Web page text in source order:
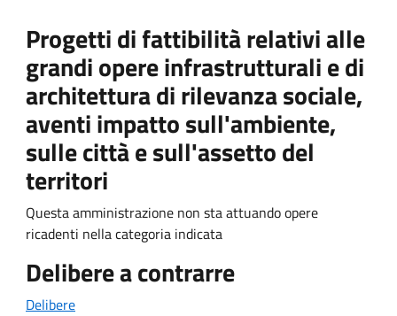
Progetti di fattibilità relativi alle
grandi opere infrastrutturali e di
architettura di rilevanza sociale,
aventi impatto sull'ambiente,
sulle città e sull'assetto del
territori
Questa amministrazione non sta attuando opere
ricadenti nella categoria indicata
Delibere a contrarre
Delibere